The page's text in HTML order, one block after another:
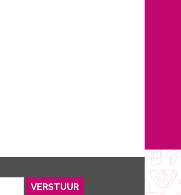
VERSTUUR